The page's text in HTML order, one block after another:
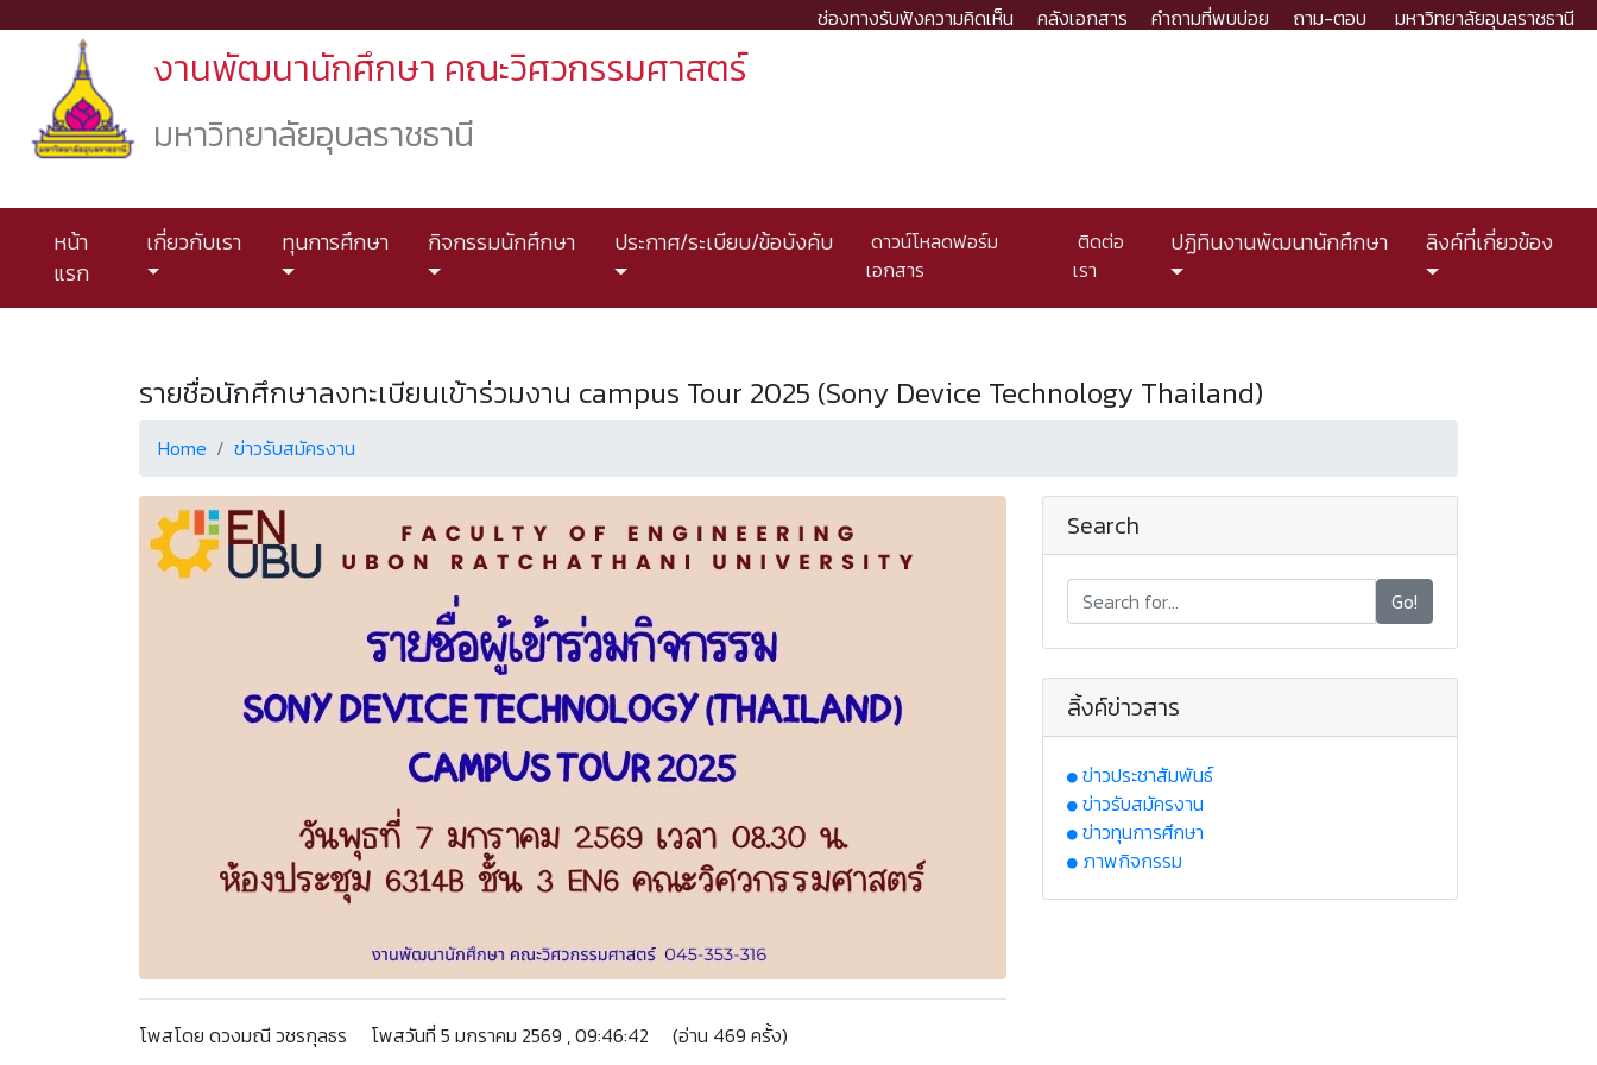
ช่องทางรับฟังความคิดเห็น คลังเอกสาร คำถามที่พบบ่อย ถาม-ตอบ มหาวิทยาลัยอุบลราชธานี
งานพัฒนานักศึกษา คณะวิศวกรรมศาสตร์
มหาวิทยาลัยอุบลราชธานี
หน้า
แรก
เกี่ยวกับเรา ทุนการศึกษา กิจกรรมนักศึกษา ประกาศ/ระเบียบ/ข้อบังคับ
ดาวน์โหลดฟอร์ม
เอกสาร
ติดต่อ
เรา
ปฏิทินงานพัฒนานักศึกษา ลิงค์ที่เกี่ยวข้อง
รายชื่อนักศึกษาลงทะเบียนเข้าร่วมงาน campus Tour 2025 (Sony Device Technology Thailand)
Home ข่าวรับสมัครงาน
โพสโดย ดวงมณี วชรกุลธร โพสวันที่ 5 มกราคม 2569 , 09:46:42 (อ่าน 469 ครั้ง)
Search
Go!
ลิ้งค์ข่าวสาร
ข่าวประชาสัมพันธ์
ข่าวรับสมัครงาน
ข่าวทุนการศึกษา
ภาพกิจกรรม